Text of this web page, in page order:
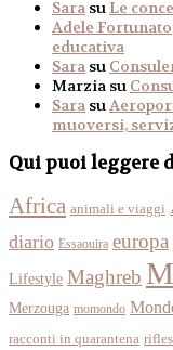
Sara suLe
Adele Fortunato
educativa
Sara su
Marzia su
Sara su
muoversi,
Qui puoi leggere
Africa animali e viaggi
diario Essaouira europa
Lifestyle Maghreb
Merzouga momondo
racconti in quarantena